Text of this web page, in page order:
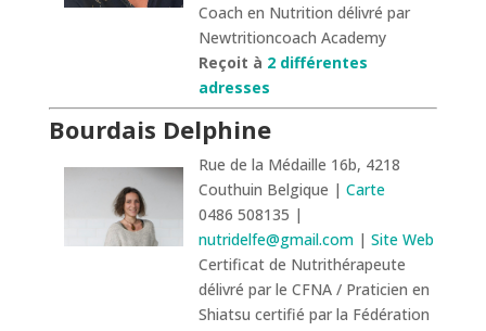
Coach en Nutrition délivré par
Newtritioncoach Academy
Reçoit à 2 différentes
adresses
Bourdais Delphine
Rue de la Médaille 16b, 4218
Couthuin Belgique | Carte
0486 508135 |
nutridelfe@gmail.com| Site Web
Certificat de Nutrithérapeute
délivré par le CFNA / Praticien en
Shiatsu certifié par la Fédération